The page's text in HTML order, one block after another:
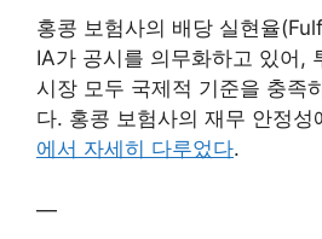
홍콩 보험사의 배당 실현율
IA가 공시를 의무화하고 있어,
시장 모두 국제적 기준을 충족
다. 홍콩 보험사의 재무 안정성
에서 자세히 다루었다.
—